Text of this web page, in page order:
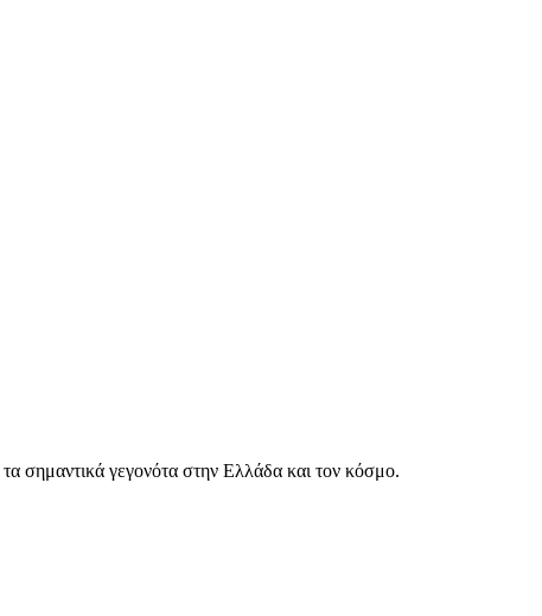
σημαντικά γεγονότα στην Ελλάδα και τον κόσμο.